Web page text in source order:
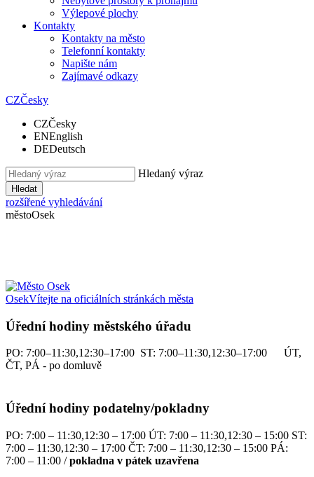
Výlepové plochy
Kontakty
Kontakty na město
Telefonní kontakty
Napište nám
Zajímavé odkazy
CZČesky
CZČesky
ENEnglish
DEDeutsch
Hledaný výraz
Hledat
rozšířené vyhledávání
městoOsek
OsekVítejte na oficiálních stránkách města
Úřední hodiny městského úřadu
PO: 7:00–11:30,12:30–17:00 ST: 7:00–11:30,12:30–17:00 ÚT,
ČT, PÁ - po domluvě
Úřední hodiny podatelny/pokladny
PO: 7:00 – 11:30,12:30 – 17:00 ÚT: 7:00 – 11:30,12:30 – 15:00 ST:
7:00 – 11:30,12:30 – 17:00 ČT: 7:00 – 11:30,12:30 – 15:00 PÁ:
7:00 – 11:00 /pokladna v pátek uzavřena